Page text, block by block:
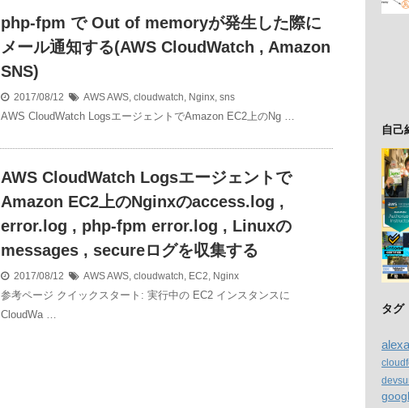
php-fpm で Out of memoryが発生した際に
メール通知する(AWS CloudWatch , Amazon
SNS)
2017/08/12 AWSAWS, cloudwatch, Nginx, sns
AWS CloudWatch LogsエージェントでAmazon EC2上のNg …
AWS CloudWatch Logsエージェントで
Amazon EC2上のNginxのaccess.log ,
error.log , php-fpm error.log , Linuxの
messages , secureログを収集する
2017/08/12 AWSAWS, cloudwatch, EC2, Nginx
参考ページ クイックスタート: 実行中の EC2 インスタンスに
CloudWa …
自己
タグ
alexa